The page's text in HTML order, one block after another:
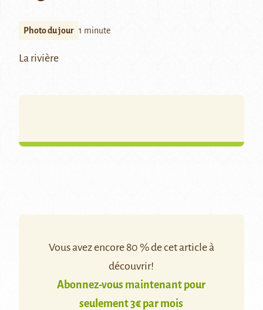
Photo du jour 1 minute
La rivière
Vous avez encore 80 % de cet article à
découvrir!
Abonnez-vous maintenant pour
seulement 3€ par mois